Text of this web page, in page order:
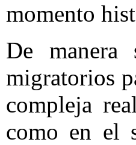
momento
De manera
migratorios
compleja
como en el